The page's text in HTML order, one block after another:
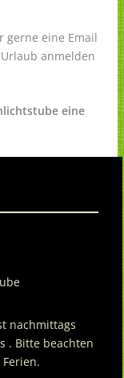
gerne eine Email
anmelden
eine
nachmittags
. Bitte beachten